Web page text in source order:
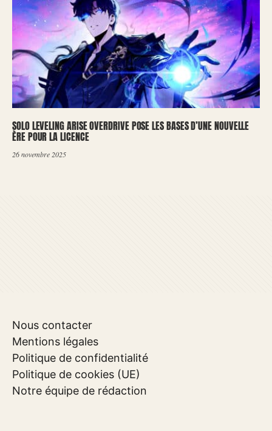
SOLO LEVELING ARISE OVERDRIVE POSE LES BASES D’UNE NOUVELLE
ÈRE POUR LA LICENCE
26 novembre 2025
Nous contacter
Mentions légales
Politique de confidentialité
Politique de cookies (UE)
Notre équipe de rédaction